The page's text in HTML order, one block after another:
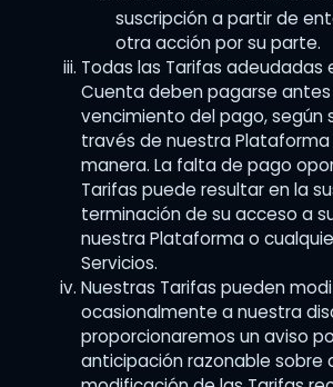
suscripción a partir de
otra acción por su parte.
Todas las Tarifas adeudadas
Cuenta deben pagarse
vencimiento del pago, según
través de nuestra
manera. La falta de pago
Tarifas puede resultar en la
terminación de su acceso a
nuestra Plataforma o
Servicios.
Nuestras Tarifas pueden
ocasionalmente a nuestra
proporcionaremos un aviso
anticipación razonable sobre